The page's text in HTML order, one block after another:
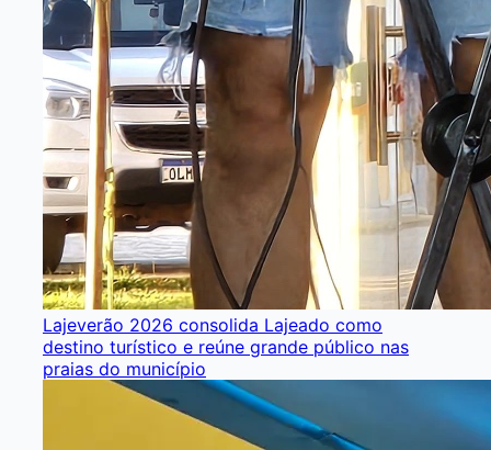
Lajeverão 2026 consolida Lajeado como
destino turístico e reúne grande público nas
praias do município